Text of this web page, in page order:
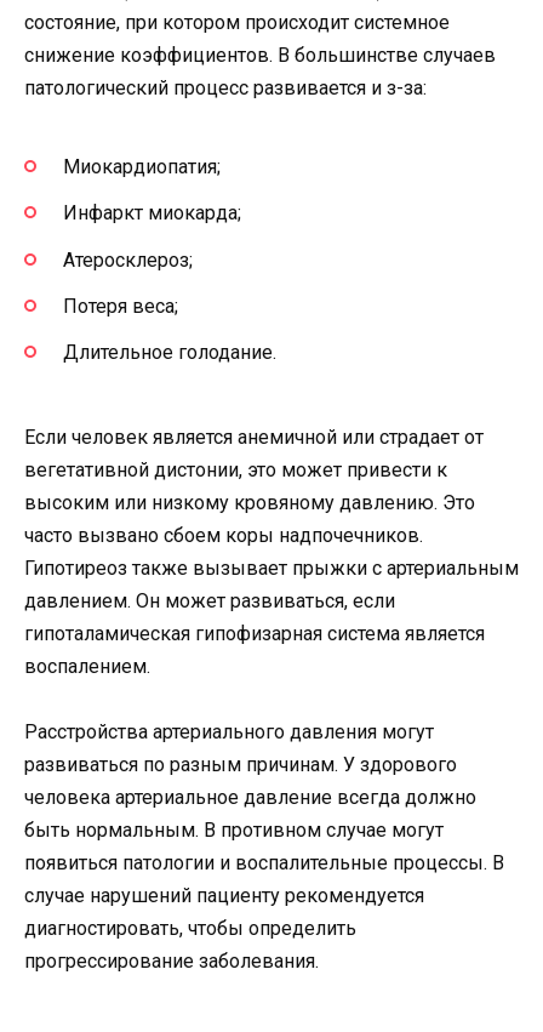
состояние, при котором происходит системное
снижение коэффициентов. В большинстве случаев
патологический процесс развивается и з-за:
Миокардиопатия;
Инфаркт миокарда;
Атеросклероз;
Потеря веса;
Длительное голодание.
Если человек является анемичной или страдает от
вегетативной дистонии, это может привести к
высоким или низкому кровяному давлению. Это
часто вызвано сбоем коры надпочечников.
Гипотиреоз также вызывает прыжки с артериальным
давлением. Он может развиваться, если
гипоталамическая гипофизарная система является
воспалением.
Расстройства артериального давления могут
развиваться по разным причинам. У здорового
человека артериальное давление всегда должно
быть нормальным. В противном случае могут
появиться патологии и воспалительные процессы. В
случае нарушений пациенту рекомендуется
диагностировать, чтобы определить
прогрессирование заболевания.